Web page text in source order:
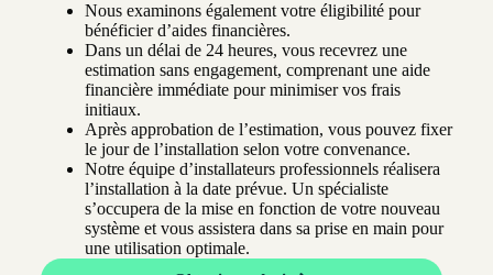
Nous examinons également votre éligibilité pour
bénéficier d’aides financières.
Dans un délai de 24 heures, vous recevrez une
estimation sans engagement, comprenant une aide
financière immédiate pour minimiser vos frais
initiaux.
Après approbation de l’estimation, vous pouvez fixer
le jour de l’installation selon votre convenance.
Notre équipe d’installateurs professionnels réalisera
l’installation à la date prévue. Un spécialiste
s’occupera de la mise en fonction de votre nouveau
système et vous assistera dans sa prise en main pour
une utilisation optimale.